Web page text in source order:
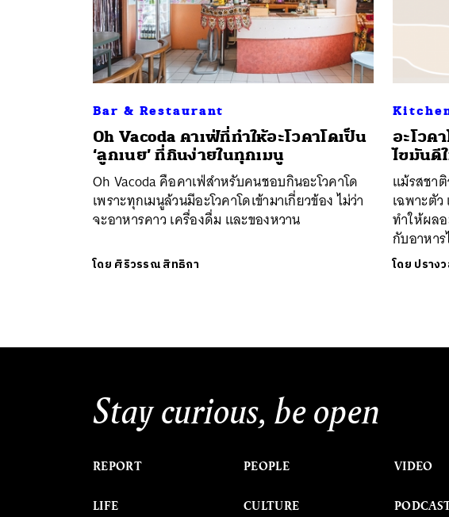
Bar & Restaurant
Oh Vacoda คาเฟ่ที่ทำให้อะโวคาโดเป็น
‘ลูกเนย’ ที่กินง่ายในทุกเมนู
Oh Vacoda คือคาเฟ่สำหรับคนชอบกินอะโวคาโด
เพราะทุกเมนูล้วนมีอะโวคาโดเข้ามาเกี่ยวข้อง ไม่ว่า
จะอาหารคาว เครื่องดื่ม และของหวาน
โดย ศิริวรรณ สิทธิกา
อะโวค
ไขมันดี
แม้รสชา
เฉพาะตั
ทำให้ผล
กับอาหา
โดย ปราง
Stay curious, be open
REPORT
LIFE
PEOPLE
CULTURE
VIDEO